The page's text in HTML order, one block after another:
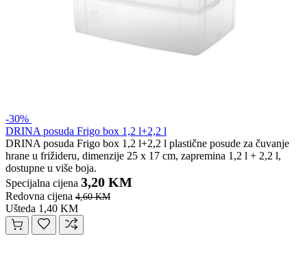
-30%
DRINA posuda Frigo box 1,2 l+2,2 l
DRINA posuda Frigo box 1,2 l+2,2 l plastične posude za čuvanje
hrane u frižideru, dimenzije 25 x 17 cm, zapremina 1,2 l + 2,2 l,
dostupne u više boja.
Specijalna cijena 3,20 KM
Redovna cijena 4,60 KM
Ušteda 1,40 KM